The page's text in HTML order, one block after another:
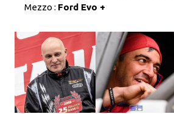
Mezzo : Ford Evo +